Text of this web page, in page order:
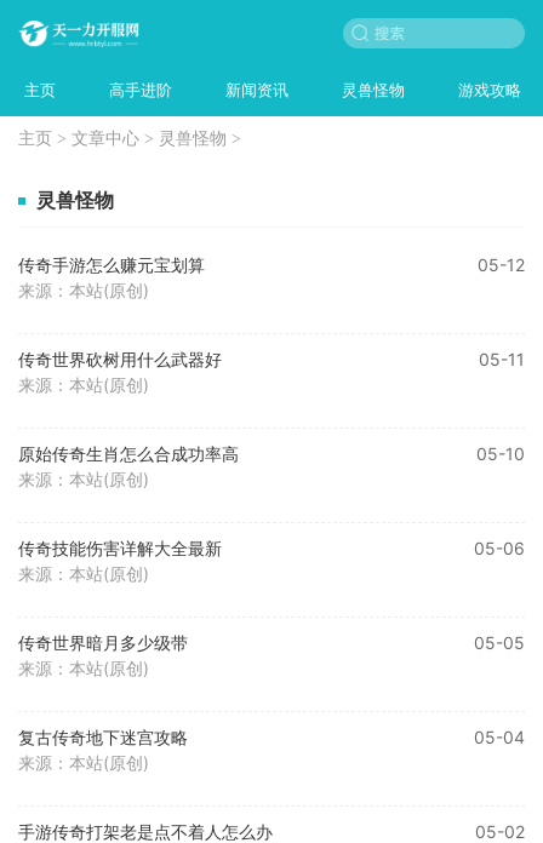
主页 高手进阶 新闻资讯 灵兽怪物 游戏攻略
主页 > 文章中心 > 灵兽怪物 >
灵兽怪物
传奇手游怎么赚元宝划算
05-12
来源：本站(原创)
传奇世界砍树用什么武器好
05-11
来源：本站(原创)
原始传奇生肖怎么合成功率高
05-10
来源：本站(原创)
传奇技能伤害详解大全最新
05-06
来源：本站(原创)
传奇世界暗月多少级带
05-05
来源：本站(原创)
复古传奇地下迷宫攻略
05-04
来源：本站(原创)
手游传奇打架老是点不着人怎么办
05-02